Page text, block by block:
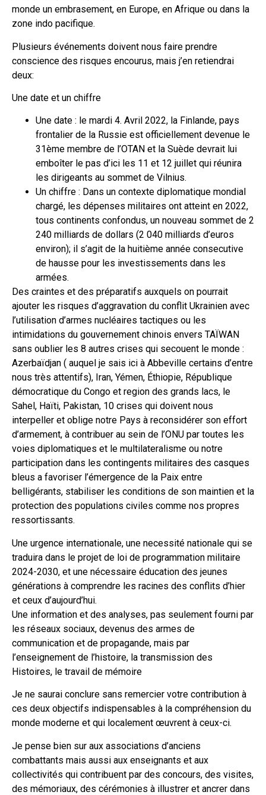
monde un embrasement, en Europe, en Afrique ou dans la
zone indo pacifique.
Plusieurs événements doivent nous faire prendre
conscience des risques encourus, mais j’en retiendrai
deux:
Une date et un chiffre
Une date : le mardi 4. Avril 2022, la Finlande, pays
frontalier de la Russie est officiellement devenue le
31ème membre de l’OTAN et la Suède devrait lui
emboîter le pas d’ici les 11 et 12 juillet qui réunira
les dirigeants au sommet de Vilnius.
Un chiffre : Dans un contexte diplomatique mondial
chargé, les dépenses militaires ont atteint en 2022,
tous continents confondus, un nouveau sommet de 2
240 milliards de dollars (2 040 milliards d’euros
environ); il s’agit de la huitième année consecutive
de hausse pour les investissements dans les
armées.
Des craintes et des préparatifs auxquels on pourrait
ajouter les risques d’aggravation du conflit Ukrainien avec
l’utilisation d’armes nucléaires tactiques ou les
intimidations du gouvernement chinois envers TAÏWAN
sans oublier les 8 autres crises qui secouent le monde :
Azerbaïdjan ( auquel je sais ici à Abbeville certains d’entre
nous très attentifs), Iran, Yémen, Éthiopie, République
démocratique du Congo et region des grands lacs, le
Sahel, Haïti, Pakistan, 10 crises qui doivent nous
interpeller et oblige notre Pays à reconsidérer son effort
d’armement, à contribuer au sein de l’ONU par toutes les
voies diplomatiques et le multilateralisme ou notre
participation dans les contingents militaires des casques
bleus a favoriser l’émergence de la Paix entre
belligérants, stabiliser les conditions de son maintien et la
protection des populations civiles comme nos propres
ressortissants.
Une urgence internationale, une necessité nationale qui se
traduira dans le projet de loi de programmation militaire
2024-2030, et une nécessaire éducation des jeunes
générations à comprendre les racines des conflits d’hier
et ceux d’aujourd’hui.
Une information et des analyses, pas seulement fourni par
les réseaux sociaux, devenus des armes de
communication et de propagande, mais par
l’enseignement de l’histoire, la transmission des
Histoires, le travail de mémoire
Je ne saurai conclure sans remercier votre contribution à
ces deux objectifs indispensables à la compréhension du
monde moderne et qui localement œuvrent à ceux-ci.
Je pense bien sur aux associations d’anciens
combattants mais aussi aux enseignants et aux
collectivités qui contribuent par des concours, des visites,
des mémoriaux, des cérémonies à illustrer et ancrer dans